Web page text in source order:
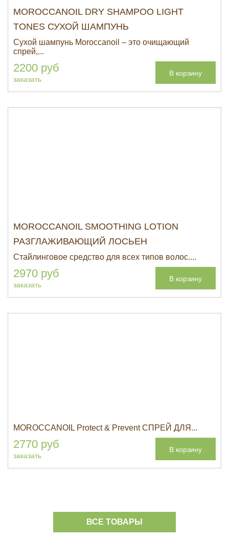
MOROCCANOIL DRY SHAMPOO LIGHT
TONES СУХОЙ ШАМПУНЬ
Сухой шампунь Moroccanoil – это очищающий
спрей,...
2200 руб
заказать
В корзину
MOROCCANOIL SMOOTHING LOTION
РАЗГЛАЖИВАЮЩИЙ ЛОСЬЕН
Стайлинговое средство для всех типов волос....
2970 руб
заказать
В корзину
MOROCCANOIL Protect & Prevent СПРЕЙ ДЛЯ...
2770 руб
заказать
В корзину
ВСЕ ТОВАРЫ